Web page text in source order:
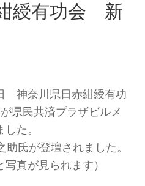
綬有功会 新
神奈川県日赤紺綬有功
県民共済プラザビルメ
た。
氏が登壇されました。
写真が見られます）